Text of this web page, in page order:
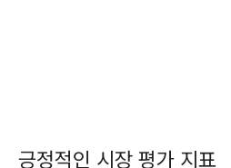
긍정적인 시장 평가 지표